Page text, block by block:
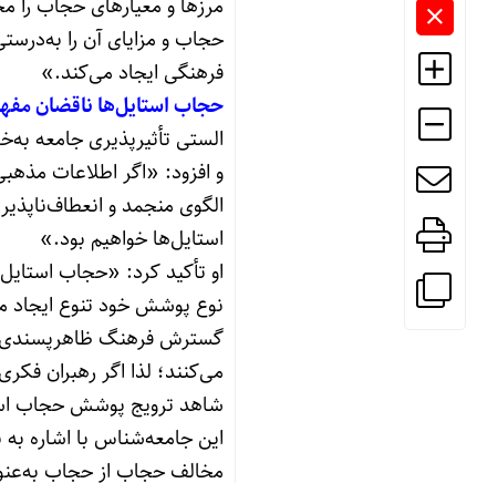
مرزها و معیارهای حجاب
حجاب و مزایای آن را
فرهنگی ایجاد می‌کند.»
حجاب استایل‌ها ناقضان
الستی تأثیرپذیری
و افزود: «اگر اطلاعات
الگوی منجمد و
استایل‌ها خواهیم بود.»
او تأکید کرد: «حجاب
نوع پوشش خود تنوع ایجاد
گسترش فرهنگ ظاهرپسندی
می‌کنند؛ لذا اگر رهبران
شاهد ترویج پوشش حجاب
این جامعه‌شناس با
مخالف حجاب از حجاب